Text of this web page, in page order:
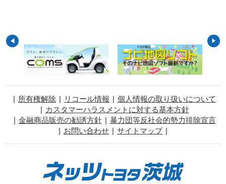
所有権解除 リコール情報
個人情報の取り扱いについて
カスタマーハラスメントに対する基本方針
金融商品販売の勧誘方針
暴力団等反社会的勢力排除宣言
お問い合わせ
サイトマップ